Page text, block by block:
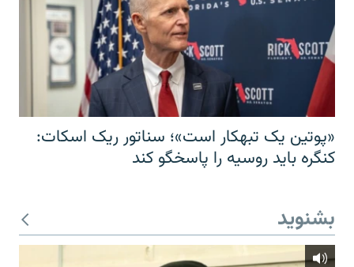
«پوتین یک تبهکار است»؛ سناتور ریک اسکات:
کنگره باید روسیه را پاسخگو کند
بشنوید